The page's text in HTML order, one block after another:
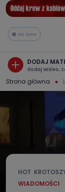
Na żywo
DODAJ
dodaj wideo,
Strona główna
HOT
WIADOMOŚCI